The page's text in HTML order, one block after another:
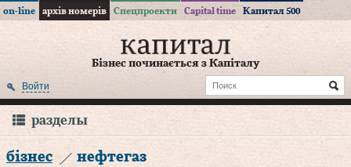
on-line архів номерів Спецпроекти Capital time Капитал 500
Бізнес починається з Капіталу
Войти
разделы
бізнес нефтегаз